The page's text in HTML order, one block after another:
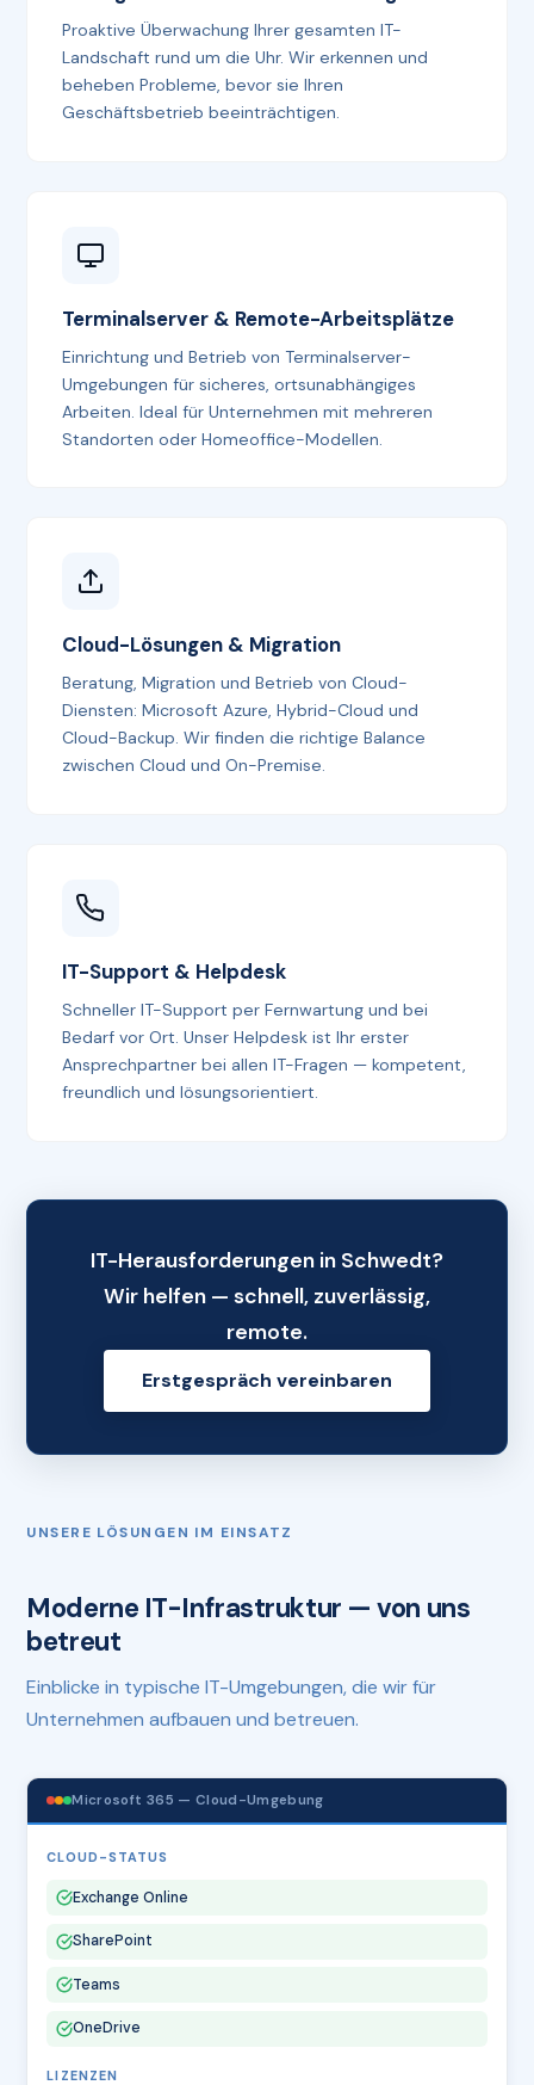
Proaktive Überwachung Ihrer gesamten IT-
Landschaft rund um die Uhr. Wir erkennen und
beheben Probleme, bevor sie Ihren
Geschäftsbetrieb beeinträchtigen.
Terminalserver & Remote-Arbeitsplätze
Einrichtung und Betrieb von Terminalserver-
Umgebungen für sicheres, ortsunabhängiges
Arbeiten. Ideal für Unternehmen mit mehreren
Standorten oder Homeoffice-Modellen.
Cloud-Lösungen & Migration
Beratung, Migration und Betrieb von Cloud-
Diensten: Microsoft Azure, Hybrid-Cloud und
Cloud-Backup. Wir finden die richtige Balance
zwischen Cloud und On-Premise.
IT-Support & Helpdesk
Schneller IT-Support per Fernwartung und bei
Bedarf vor Ort. Unser Helpdesk ist Ihr erster
Ansprechpartner bei allen IT-Fragen — kompetent,
freundlich und lösungsorientiert.
IT-Herausforderungen in Schwedt?
Wir helfen — schnell, zuverlässig,
remote.
Erstgespräch vereinbaren
UNSERE LÖSUNGEN IM EINSATZ
Moderne IT-Infrastruktur — von uns
betreut
Einblicke in typische IT-Umgebungen, die wir für
Unternehmen aufbauen und betreuen.
Microsoft 365 — Cloud-Umgebung
CLOUD-STATUS
Exchange Online
SharePoint
Teams
OneDrive
LIZENZEN